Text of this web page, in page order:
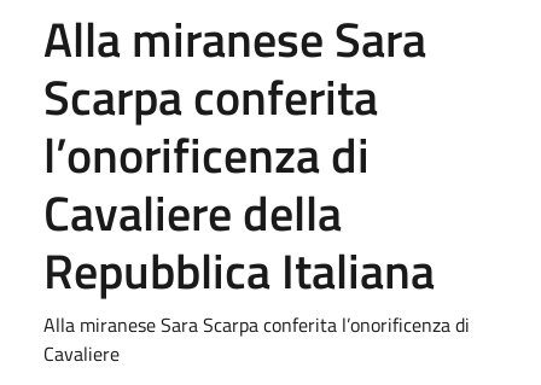
Alla miranese Sara
Scarpa conferita
l’onorificenza di
Cavaliere della
Repubblica Italiana
Alla miranese Sara Scarpa conferita l’onorificenza di
Cavaliere